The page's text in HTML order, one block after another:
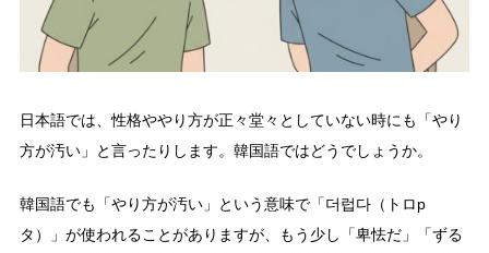
日本語では、性格ややり方が正々堂々としていない時にも「やり
方が汚い」と言ったりします。韓国語ではどうでしょうか。
韓国語でも「やり方が汚い」という意味で「더럽다（トロp
タ）」が使われることがありますが、もう少し「卑怯だ」「ずる